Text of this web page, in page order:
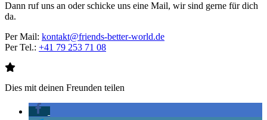
Dann ruf uns an oder schicke uns eine Mail, wir sind gerne für dich
da.
Per Mail: kontakt@friends-better-world.de
Per Tel.: +41 79 253 71 08
Dies mit deinen Freunden teilen